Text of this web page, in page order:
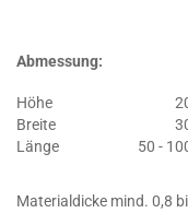
Abmessung:
Höhe
Breite
Länge
50 -
Materialdicke mind. 0,8